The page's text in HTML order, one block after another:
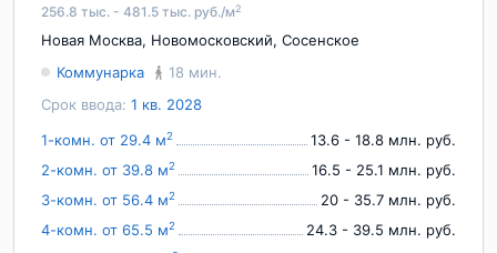
256.8 тыс. - 481.5 тыс. руб./м2
Новая Москва, Новомосковский, Сосенское
Срок ввода: 1 кв. 2028
Коммунарка 18 мин.
1-комн. от 29.4 м2
13.6 - 18.8 млн. руб.
2-комн. от 39.8 м2
16.5 - 25.1 млн. руб.
3-комн. от 56.4 м2
20 - 35.7 млн. руб.
4-комн. от 65.5 м2
24.3 - 39.5 млн. руб.